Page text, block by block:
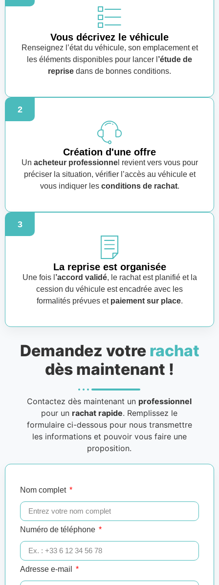
Vous décrivez le véhicule
Renseignez l’état du véhicule, son emplacement et
les éléments disponibles pour lancer l ’étude de
reprise dans de bonnes conditions.
2
Création d'une offre
Un acheteur professionnel revient vers vous pour
préciser la situation, vérifier l’accès au véhicule et
vous indiquer les conditions de rachat.
3
La reprise est organisée
Une fois l ’accord validé, le rachat est planifié et la
cession du véhicule est encadrée avec les
formalités prévues et paiement sur place.
Demandez votre rachat
dès maintenant !
Contactez dès maintenant un professionnel
pour un rachat rapide. Remplissez le
formulaire ci-dessous pour nous transmettre
les informations et pouvoir vous faire une
proposition.
Nom complet
Numéro de téléphone
Adresse e-mail